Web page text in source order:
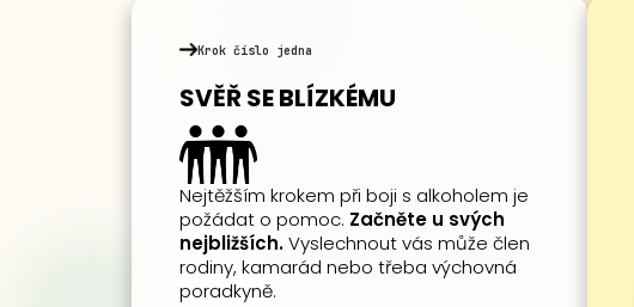
Krok číslo jedna
SVĚŘ SE BLÍZKÉMU
Nejtěžším krokem při boji s alkoholem je
požádat o pomoc. Začněte u svých
nejbližších.Vyslechnout vás může člen
rodiny, kamarád nebo třeba výchovná
poradkyně.